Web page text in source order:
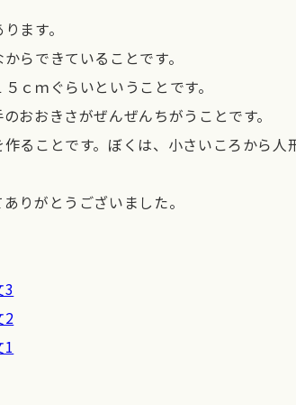
ます。
らできていることです。
ｃｍぐらいということです。
おおきさがぜんぜんちがうことです。
ることです。ぼくは、小さいころから人
りがとうございました。
3
2